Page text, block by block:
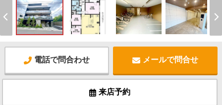
電話で問合わせ メールで問合せ
来店予約